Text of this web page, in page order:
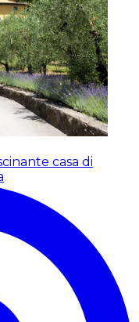
casa di